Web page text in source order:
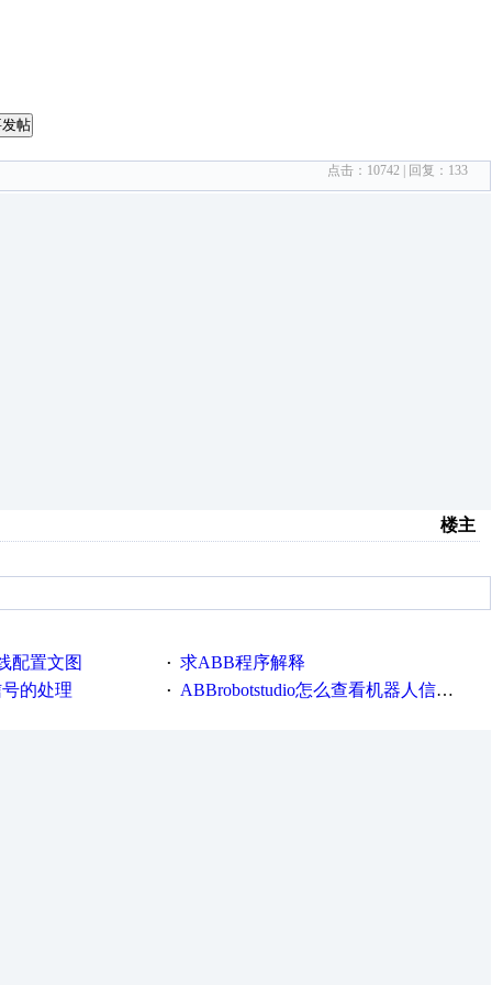
帖
点击： 10742 | 回复： 133
楼主
配置文图 · 求ABB程序解释
的处理
· ABBrobotstudio怎么查看机器人信号表